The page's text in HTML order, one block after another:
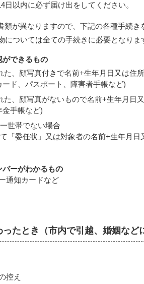
以内に必ず届け出をしてください。
が異なりますので、下記の各種手続き
ついては全ての手続きに必要となりま
ができるもの
、顔写真付きで名前+生年月日又は住
ド、パスポート、障害者手帳など)
、顔写真がないもので名前+生年月日
金手帳など)
世帯でない場合
「委任状」又は対象者の名前+生年月
バーがわかるもの
通知カードなど
たとき（市内で引越、婚姻など
控え